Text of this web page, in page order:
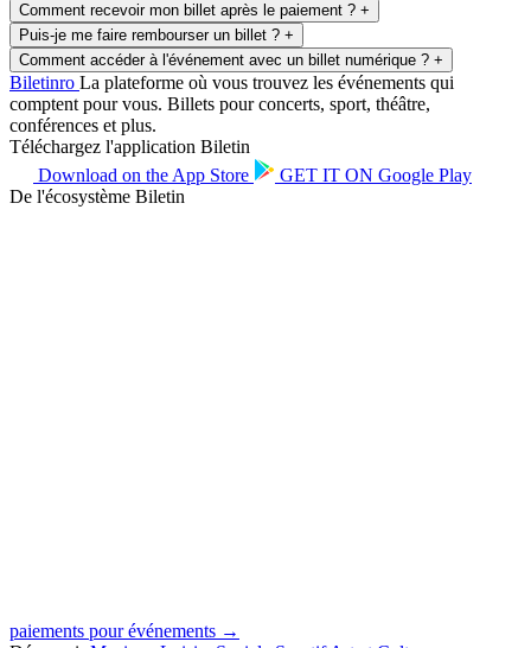
Comment recevoir mon billet après le paiement ? +
Puis-je me faire rembourser un billet ? +
Comment accéder à l'événement avec un billet numérique ? +
Biletinro La plateforme où vous trouvez les événements qui
comptent pour vous. Billets pour concerts, sport, théâtre,
conférences et plus.
Téléchargez l'application Biletin
Download on the App Store GET IT ON Google Play
De l'écosystème Biletin
paiements pour événements →